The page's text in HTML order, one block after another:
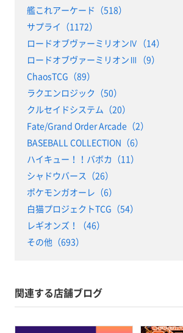
艦これアーケード（518）
サプライ（1172）
ロードオブヴァーミリオンⅣ（14）
ロードオブヴァーミリオンⅢ（9）
ChaosTCG（89）
ラクエンロジック（50）
クルセイドシステム（20）
Fate/Grand Order Arcade（2）
BASEBALL COLLECTION（6）
ハイキュー！！バボカ（11）
シャドウバース（26）
ポケモンガオーレ（6）
白猫プロジェクトTCG（54）
レギオンズ！（46）
その他（693）
関連する店舗ブログ